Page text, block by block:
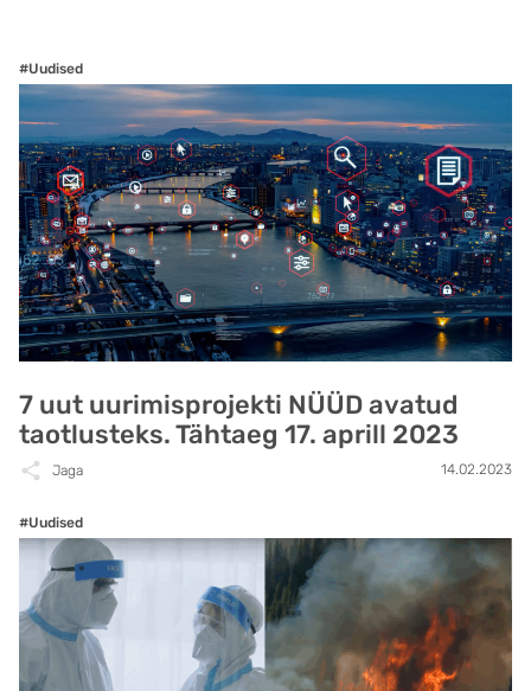
#Uudised
7 uut uurimisprojekti NÜÜD avatud
taotlusteks. Tähtaeg 17. aprill 2023
Jaga 14.02.2023
#Uudised